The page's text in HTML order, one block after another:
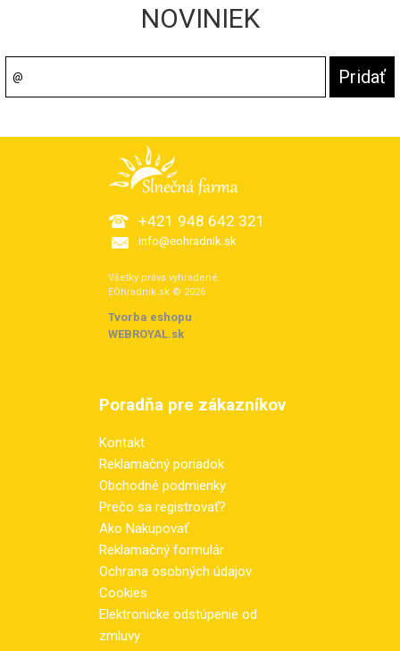
NOVINIEK
+421 948 642 321
info@eohradnik.sk
Všetky práva vyhradené.
EOhradnik.sk © 2026
Tvorba eshopu:
WEBROYAL.sk
Poradňa pre zákazníkov
Kontakt
Reklamačný poriadok
Obchodné podmienky
Prečo sa registrovať?
Ako Nakupovať
Reklamačný formulár
Ochrana osobných údajov
Cookies
Elektronicke odstúpenie od
zmluvy